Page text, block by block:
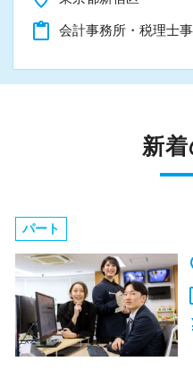
content_paste 会計事務所・税理士
新
パート